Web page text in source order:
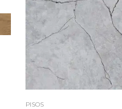
PISOS